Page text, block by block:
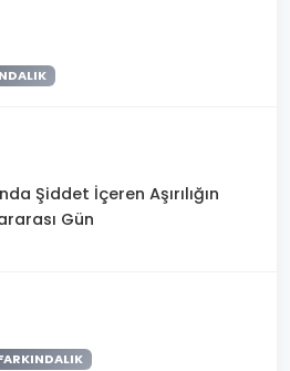
Şiddet İçeren Aşırılığın
Gün